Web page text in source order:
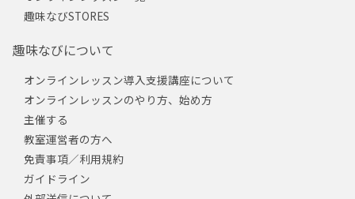
趣味なびSTORES
趣味なびについて
オンラインレッスン導入支援講座について
オンラインレッスンのやり方、始め方
主催する
教室運営者の方へ
免責事項／利用規約
ガイドライン